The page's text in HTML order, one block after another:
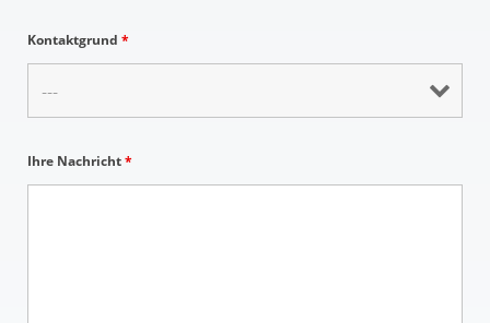
Kontaktgrund *
Ihre Nachricht*